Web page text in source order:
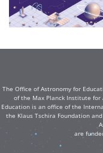
The Office of Astronomy for
of the Max Planck Institute for
Education is an office of the
the Klaus Tschira Foundation
are